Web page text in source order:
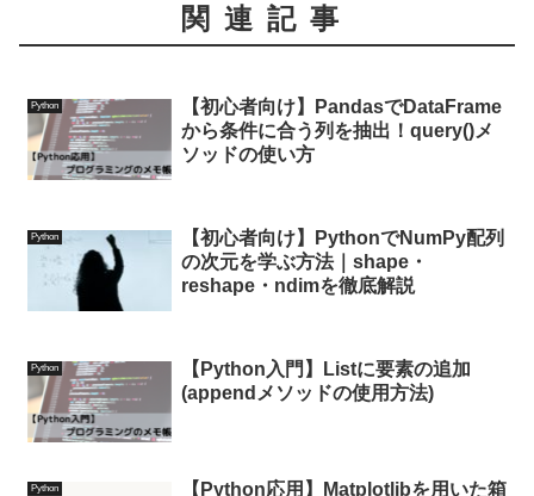
関連記事
Python
【初心者向け】PandasでDataFrame
から条件に合う列を抽出！query()メ
ソッドの使い方
Python
【初心者向け】PythonでNumPy配列
の次元を学ぶ方法｜shape・
reshape・ndimを徹底解説
Python
【Python入門】Listに要素の追加
(appendメソッドの使用方法)
Python
【Python応用】Matplotlibを用いた箱